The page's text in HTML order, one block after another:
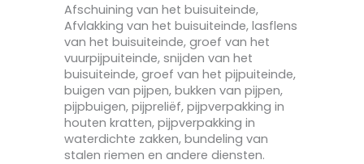
Afschuining van het buisuiteinde,
Afvlakking van het buisuiteinde, lasflens
van het buisuiteinde, groef van het
vuurpijpuiteinde, snijden van het
buisuiteinde, groef van het pijpuiteinde,
buigen van pijpen, bukken van pijpen,
pijpbuigen, pijpreliëf, pijpverpakking in
houten kratten, pijpverpakking in
waterdichte zakken, bundeling van
stalen riemen en andere diensten.